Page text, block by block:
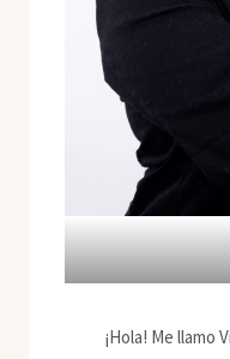
¡Hola! Me llamo